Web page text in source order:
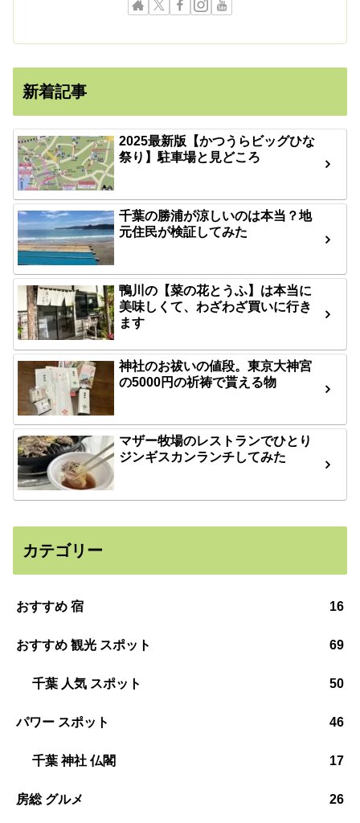
新着記事
2025最新版【かつうらビッグひな
祭り】駐車場と見どころ
千葉の勝浦が涼しいのは本当？地
元住民が検証してみた
鴨川の【菜の花とうふ】は本当に
美味しくて、わざわざ買いに行き
ます
神社のお祓いの値段。東京大神宮
の5000円の祈祷で貰える物
マザー牧場のレストランでひとり
ジンギスカンランチしてみた
カテゴリー
おすすめ 宿 16
おすすめ 観光 スポット 69
千葉 人気 スポット 50
パワー スポット 46
千葉 神社 仏閣 17
房総 グルメ 26